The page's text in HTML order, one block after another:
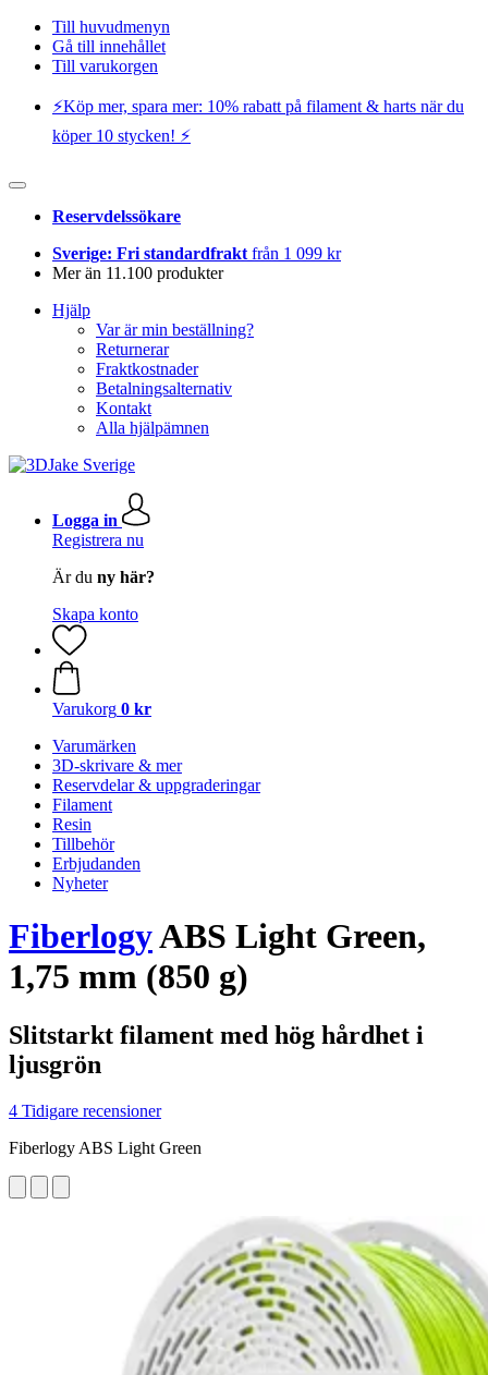
Till huvudmenyn
Gå till innehållet
Till varukorgen
⚡️Köp mer, spara mer: 10% rabatt på filament & harts när du
köper 10 stycken! ⚡️
Reservdelssökare
Sverige: Fri standardfrakt från 1 099 kr
Mer än 11.100 produkter
Hjälp
Var är min beställning?
Returnerar
Fraktkostnader
Betalningsalternativ
Kontakt
Alla hjälpämnen
Logga in
Registrera nu
Är du ny här?
Skapa konto
Varukorg 0 kr
Varumärken
3D-skrivare & mer
Reservdelar & uppgraderingar
Filament
Resin
Tillbehör
Erbjudanden
Nyheter
FiberlogyABS Light Green,
1,75 mm (850 g)
Slitstarkt filament med hög hårdhet i
ljusgrön
4 Tidigare recensioner
Fiberlogy ABS Light Green